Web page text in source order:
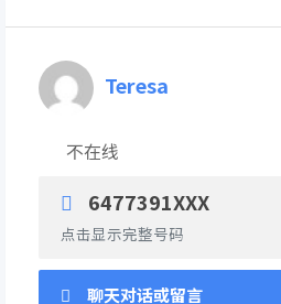
Teresa
不在线
6477391XXX
点击显示完整号码
聊天对话或留言